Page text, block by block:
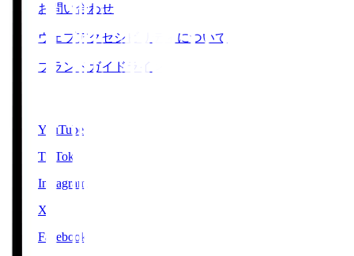
お問い合わせ
ウェブアクセシビリティについて
ブランドガイドライン
YouTube
TikTok
Instagram
X
Facebook